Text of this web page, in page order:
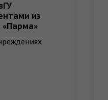
из
«Парма»